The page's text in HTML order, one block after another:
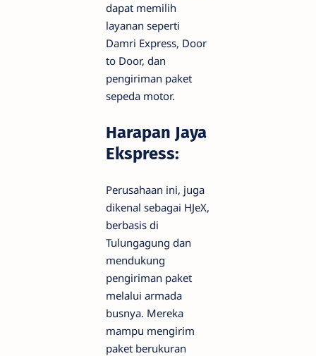
dapat memilih
layanan seperti
Damri Express, Door
to Door, dan
pengiriman paket
sepeda motor.
Harapan Jaya
Ekspress:
Perusahaan ini, juga
dikenal sebagai HJeX,
berbasis di
Tulungagung dan
mendukung
pengiriman paket
melalui armada
busnya. Mereka
mampu mengirim
paket berukuran